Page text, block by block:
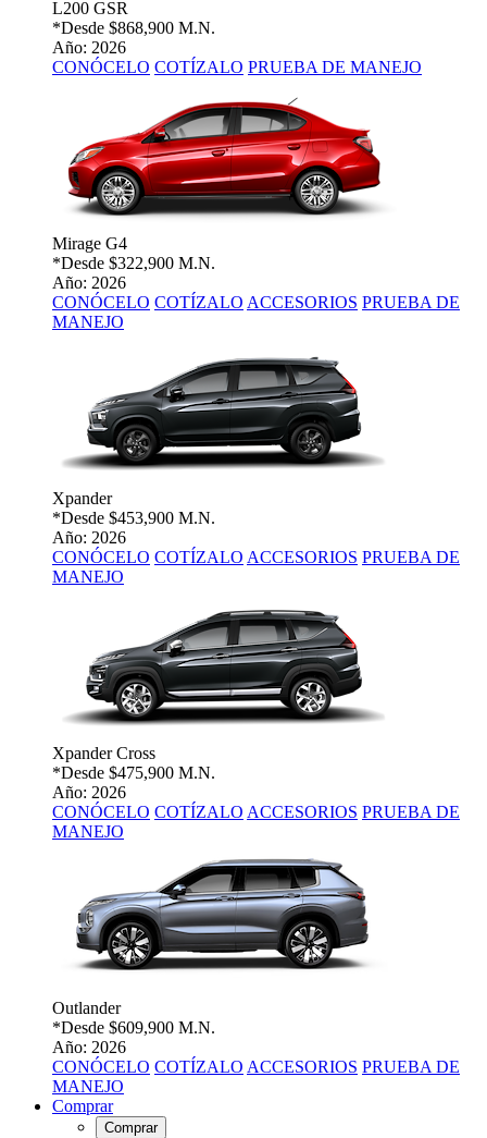
L200 GSR
*Desde $868,900 M.N.
Año: 2026
CONÓCELO COTÍZALO PRUEBA DE MANEJO
Mirage G4
*Desde $322,900 M.N.
Año: 2026
CONÓCELO COTÍZALO ACCESORIOS PRUEBA DE
MANEJO
Xpander
*Desde $453,900 M.N.
Año: 2026
CONÓCELO COTÍZALO ACCESORIOS PRUEBA DE
MANEJO
Xpander Cross
*Desde $475,900 M.N.
Año: 2026
CONÓCELO COTÍZALO ACCESORIOS PRUEBA DE
MANEJO
Outlander
*Desde $609,900 M.N.
Año: 2026
CONÓCELO COTÍZALO ACCESORIOS PRUEBA DE
MANEJO
Comprar
Comprar